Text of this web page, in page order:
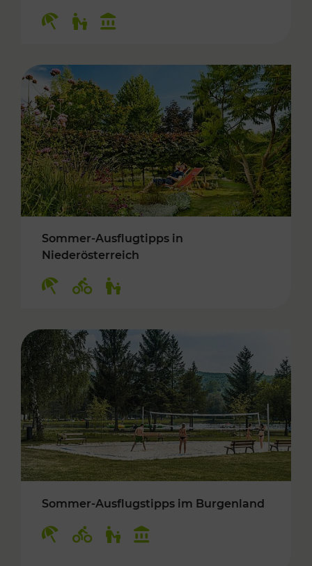
Sommer-Ausflugtipps in
Niederösterreich
Sommer-Ausflugstipps im Burgenland